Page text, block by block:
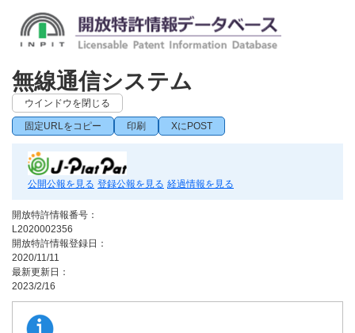
無線通信システム
ウインドウを閉じる
固定URLをコピー 印刷 XにPOST
公開公報を見る 登録公報を見る 経過情報を見る
開放特許情報番号：
L2020002356
開放特許情報登録日：
2020/11/11
最新更新日：
2023/2/16